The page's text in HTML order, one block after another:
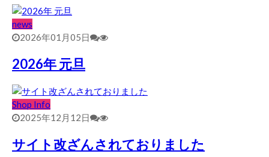
news
2026年01月05日
2026年 元旦
Shop Info
2025年12月12日
サイト改ざんされておりました